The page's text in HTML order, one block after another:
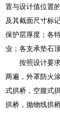
置与设计值位置
及其截面尺寸标
保护层厚度；各
业；各支承垫石
按照设计要
两遍，外罩防火
式拱桥，空腹式
拱桥，抛物线拱